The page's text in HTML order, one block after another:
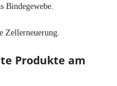
Bindegewebe.
Zellerneuerung.
Produkte am